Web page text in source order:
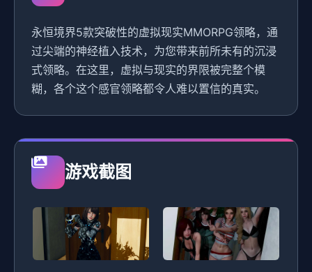
永恒境界5款突破性的虚拟现实MMORPG领略，通
过尖端的神经植入技术，为您带来前所未有的沉浸
式领略。在这里，虚拟与现实的界限被完整个模
糊，各个这个感官领略都令人难以置信的真实。
游戏截图